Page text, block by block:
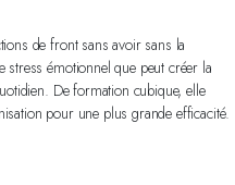
de front sans avoir sans la
stress émotionnel que peut créer la
De formation cubique, elle
pour une plus grande efficacité.